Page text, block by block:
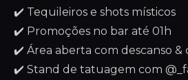
✔️ Tequileiros e shots místicos
✔️ Promoções no bar até 01h
✔️ Área aberta com descanso &
✔️ Stand de tatuagem com